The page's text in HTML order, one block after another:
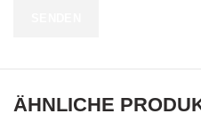
ÄHNLICHE